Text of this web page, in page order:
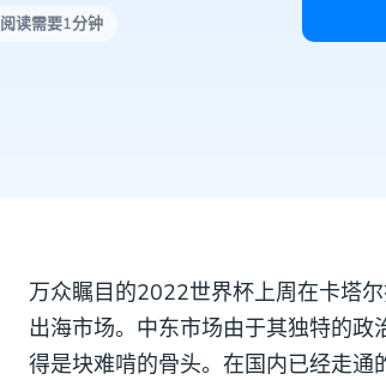
阅读需要1分钟
万众瞩目的2022世界杯上周在卡塔
出海市场。中东市场由于其独特的
得是块难啃的骨头。在国内已经走通